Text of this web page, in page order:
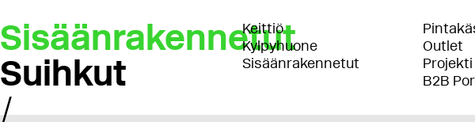
Sisäänrakennetut
Suihkut
Keittiö
Kylpyhuone
Sisäänrakennetut
Outlet
Projekti
B2B